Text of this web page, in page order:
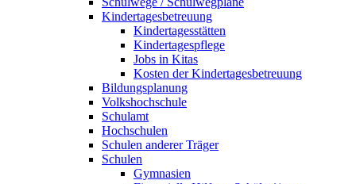
Kindertagesbetreuung
Kindertagesstätten
Kindertagespflege
Jobs in Kitas
Kosten der Kindertagesbetreuung
Bildungsplanung
Volkshochschule
Schulamt
Hochschulen
Schulen anderer Träger
Schulen
Gymnasien